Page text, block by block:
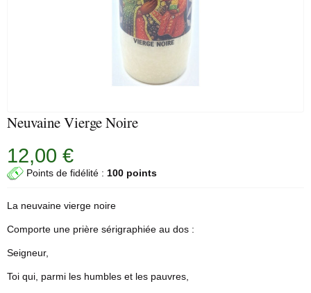
Neuvaine Vierge Noire
12,00 €
Points de fidélité : 100 points
La neuvaine vierge noire
Comporte une prière sérigraphiée au dos :
Seigneur,
Toi qui, parmi les humbles et les pauvres,